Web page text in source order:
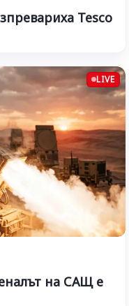
Tesco
LIVE
на САЩ е